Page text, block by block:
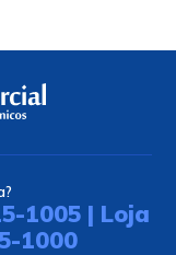
1005 | Loja
1000